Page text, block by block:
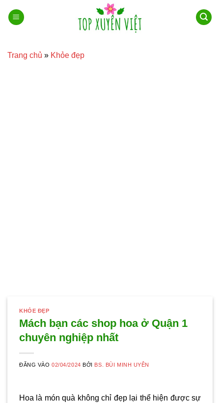
qua
Trang chủ » Khỏe đẹp
KHỎE ĐẸP
Mách bạn các shop hoa ở Quận 1
chuyên nghiệp nhất
ĐĂNG VÀO02/04/2024 BỞI BS. BÙI MINH UYÊN
Hoa là món quà không chỉ đẹp lại thể hiện được sự